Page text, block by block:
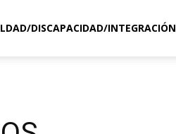
DISCAPACIDAD/INTEGRACIÓN